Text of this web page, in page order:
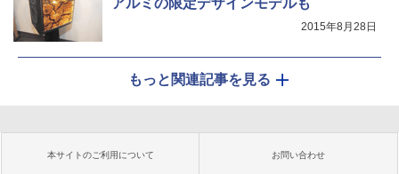
アルミの限定デザインモデルも
2015年8月28日
もっと関連記事を見る
本サイトのご利用について お問い合わせ